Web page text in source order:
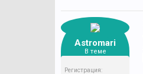
Astromari
В теме
Регистрация: